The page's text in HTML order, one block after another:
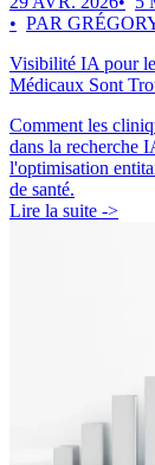
PAR
Visibilité IA pour
Médicaux Sont
Comment les
dans la recherche
l'optimisation
de santé.
Lire la suite ->